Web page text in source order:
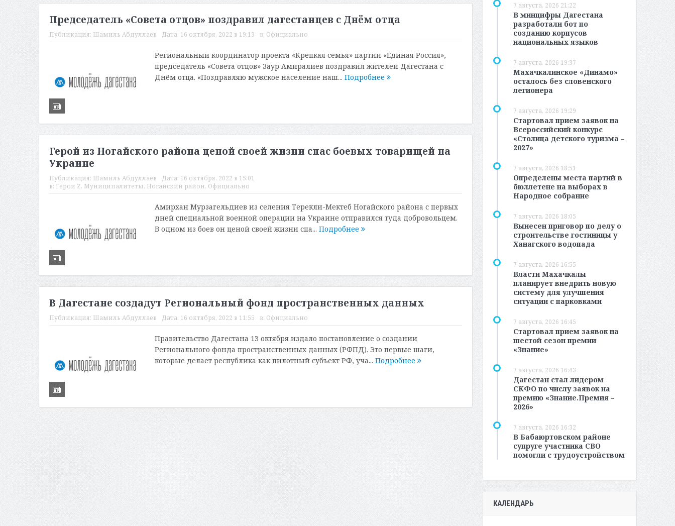
Председатель «Совета отцов» поздравил дагестанцев с Днём отца
Публикация: Шамиль Абдуллаев Дата: 16 октября, 2022 в 19:13 в: Официально
Региональный координатор проекта «Крепкая семья» партии «Единая Россия»,
председатель «Совета отцов» Заур Амиралиев поздравил жителей Дагестана с
Днём отца. «Поздравляю мужское население наш... Подробнее
Герой из Ногайского района ценой своей жизни спас боевых товарищей на
Украине
Публикация: Шамиль Абдуллаев Дата: 16 октября, 2022 в 15:01
в: Герои Z, Муниципалитеты, Ногайский район, Официально
Амирхан Мурзагельдиев из селения Терекли-Мектеб Ногайского района с первых
дней специальной военной операции на Украине отправился туда добровольцем.
В одном из боев он ценой своей жизни спа... Подробнее
В Дагестане создадут Региональный фонд пространственных данных
Публикация: Шамиль Абдуллаев Дата: 16 октября, 2022 в 11:55 в: Официально
Правительство Дагестана 13 октября издало постановление о создании
Регионального фонда пространственных данных (РФПД). Это первые шаги,
которые делает республика как пилотный субъект РФ, уча... Подробнее
7 августа, 2026 21:22
В минцифры Дагестана
разработали бот по
созданию корпусов
национальных языков
7 августа, 2026 19:37
Махачкалинское «Динамо»
осталось без словенского
легионера
7 августа, 2026 19:29
Стартовал прием заявок на
Всероссийский конкурс
«Столица детского туризма –
2027»
7 августа, 2026 18:51
Определены места партий в
бюллетене на выборах в
Народное собрание
7 августа, 2026 18:05
Вынесен приговор по делу о
строительстве гостиницы у
Ханагского водопада
7 августа, 2026 16:55
Власти Махачкалы
планирует внедрить новую
систему для улучшения
ситуации с парковками
7 августа, 2026 16:45
Стартовал прием заявок на
шестой сезон премии
«Знание»
7 августа, 2026 16:43
Дагестан стал лидером
СКФО по числу заявок на
премию «Знание.Премия –
2026»
7 августа, 2026 16:32
В Бабаюртовском районе
супруге участника СВО
помогли с трудоустройством
КАЛЕНДАРЬ